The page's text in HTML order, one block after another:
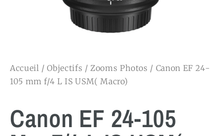
Accueil /Objectifs /Zooms Photos / Canon EF 24-
105 mm f/4 L IS USM( Macro)
Canon EF 24-105